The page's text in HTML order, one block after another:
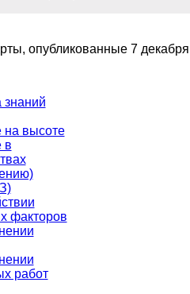
опубликованные 7 декабря
знаний
на высоте
в
факторов
работ